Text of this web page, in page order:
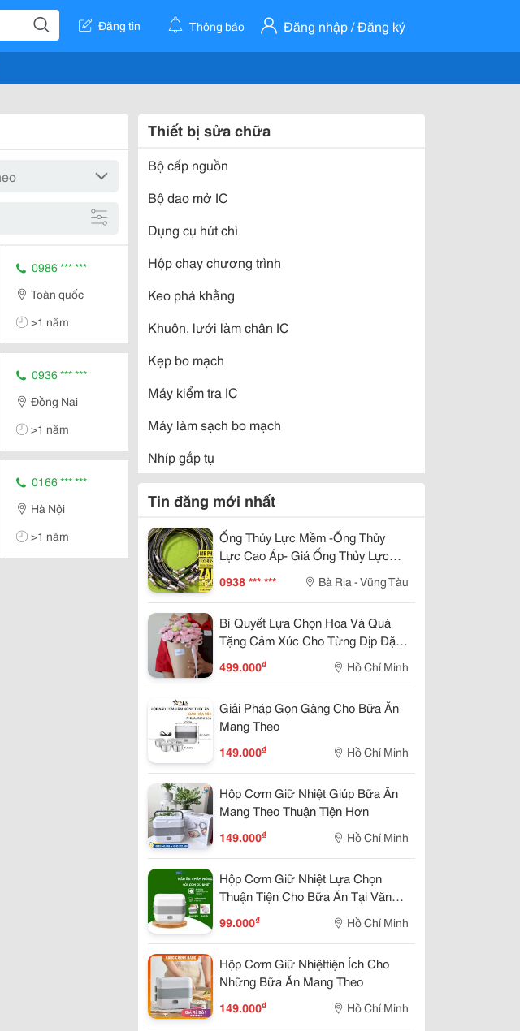
Đăng tin Thông báo Đăng nhập / Đăng ký
0986 *** ***
Toàn quốc
>1 năm
0936 *** ***
Đồng Nai
>1 năm
0166 *** ***
Hà Nội
>1 năm
Thiết bị sửa chữa
Bộ cấp nguồn
Bộ dao mở IC
Dụng cụ hút chì
Hộp chạy chương trình
Keo phá khằng
Khuôn, lưới làm chân IC
Kẹp bo mạch
Máy kiểm tra IC
Máy làm sạch bo mạch
Nhíp gắp tụ
Phím mở vỏ điện thoại
Tay máy hàn thiếc
Đầu khò Chipset
Tin đăng mới nhất
Ống Thủy Lực Mềm -Ống Thủy
Lực Cao Áp- Giá Ống Thủy Lực
-Ống Dầu Thủy Lực- Ống Dầu
Thủy Lực 1 2- Ống Thủy Lực Phi
21- Ống Thủy Lực 1 4 -Ống Thủy
Lực 3 8
0938 *** *** Bà Rịa - Vũng Tàu
Bí Quyết Lựa Chọn Hoa Và Quà
Tặng Cảm Xúc Cho Từng Dịp Đặc
Biệt Trong Năm
499.000₫ Hồ Chí Minh
Giải Pháp Gọn Gàng Cho Bữa Ăn
Mang Theo
149.000₫ Hồ Chí Minh
Hộp Cơm Giữ Nhiệt Giúp Bữa Ăn
Mang Theo Thuận Tiện Hơn
149.000₫ Hồ Chí Minh
Hộp Cơm Giữ Nhiệt Lựa Chọn
Thuận Tiện Cho Bữa Ăn Tại Văn
99.000₫ Hồ Chí Minh
Hộp Cơm Giữ Nhiệttiện Ích Cho
Những Bữa Ăn Mang Theo
149.000₫ Hồ Chí Minh